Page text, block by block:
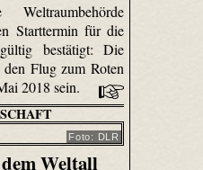
Starttermin für die
bestätigt: Die
Flug zum Roten
2018 sein.
Foto: DLR
Weltall